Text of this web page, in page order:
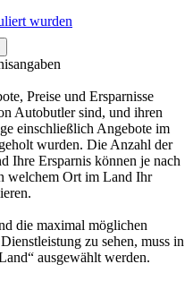
wurden
Preise und Ersparnisse
Autobutler sind, und ihren
einschließlich Angebote im
wurden. Die Anzahl der
Ihre Ersparnis können je nach
welchem Ort im Land Ihr
die maximal möglichen
zu sehen, muss in
ausgewählt werden.